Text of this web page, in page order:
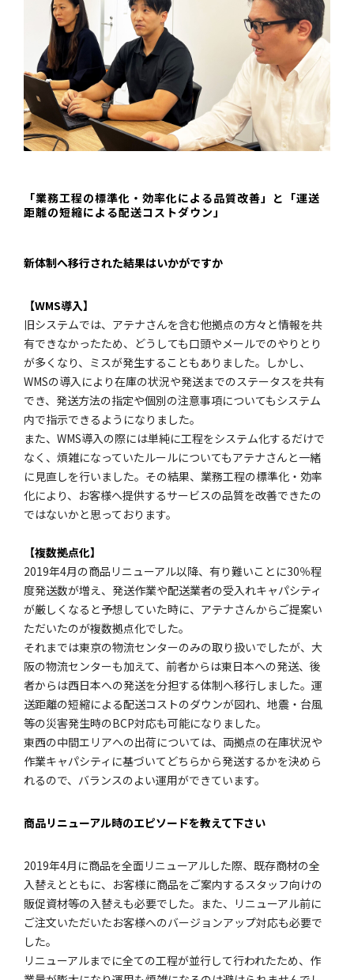
「業務工程の標準化・効率化による品質改善」と「運送
距離の短縮による配送コストダウン」
―――新体制へ移行された結果はいかがですか
【WMS導入】
旧システムでは、アテナさんを含む他拠点の方々と情報を共
有できなかったため、どうしても口頭やメールでのやりとり
が多くなり、ミスが発生することもありました。しかし、
WMSの導入により在庫の状況や発送までのステータスを共有
でき、発送方法の指定や個別の注意事項についてもシステム
内で指示できるようになりました。
また、WMS導入の際には単純に工程をシステム化するだけで
なく、煩雑になっていたルールについてもアテナさんと一緒
に見直しを行いました。その結果、業務工程の標準化・効率
化により、お客様へ提供するサービスの品質を改善できたの
ではないかと思っております。
【複数拠点化】
2019年4月の商品リニューアル以降、有り難いことに30％程
度発送数が増え、発送作業や配送業者の受入れキャパシティ
が厳しくなると予想していた時に、アテナさんからご提案い
ただいたのが複数拠点化でした。
それまでは東京の物流センターのみの取り扱いでしたが、大
阪の物流センターも加えて、前者からは東日本への発送、後
者からは西日本への発送を分担する体制へ移行しました。運
送距離の短縮による配送コストのダウンが図れ、地震・台風
等の災害発生時のBCP対応も可能になりました。
東西の中間エリアへの出荷については、両拠点の在庫状況や
作業キャパシティに基づいてどちらから発送するかを決めら
れるので、バランスのよい運用ができています。
―――商品リニューアル時のエピソードを教えて下さい
2019年4月に商品を全面リニューアルした際、既存商材の全
入替えとともに、お客様に商品をご案内するスタッフ向けの
販促資材等の入替えも必要でした。また、リニューアル前に
ご注文いただいたお客様へのバージョンアップ対応も必要で
した。
リニューアルまでに全ての工程が並行して行われたため、作